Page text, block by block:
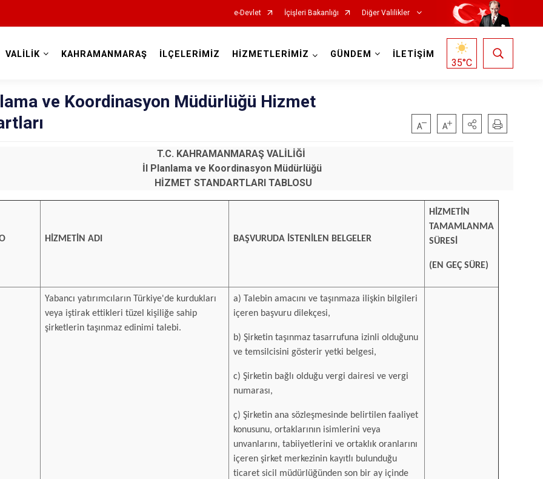
e-Devlet İçişleri Bakanlığı Diğer Valilikler
VALİLİK KAHRAMANMARAŞ İLÇELERİMİZ HİZMETLERİMİZ GÜNDEM İLETİŞİM
35°C
ve Koordinasyon Müdürlüğü Hizmet
T.C. KAHRAMANMARAŞ VALİLİĞİ
İl Planlama ve Koordinasyon Müdürlüğü
HİZMET STANDARTLARI TABLOSU
HİZMETİN ADI BAŞVURUDA İSTENİLEN BELGELER
HİZMETİN
TAMAMLANMA
SÜRESİ
(EN GEÇ SÜRE)
Yabancı yatırımcıların Türkiye'de kurdukları
veya iştirak ettikleri tüzel kişiliğe sahip
şirketlerin taşınmaz edinimi talebi.
a) Talebin amacını ve taşınmaza ilişkin bilgileri
içeren başvuru dilekçesi,
b) Şirketin taşınmaz tasarrufuna izinli olduğunu
ve temsilcisini gösterir yetki belgesi,
c) Şirketin bağlı olduğu vergi dairesi ve vergi
numarası,
ç) Şirketin ana sözleşmesinde belirtilen faaliyet
konusunu, ortaklarının isimlerini veya
unvanlarını, tabiiyetlerini ve ortaklık oranlarını
içeren şirket merkezinin kayıtlı bulunduğu
ticaret sicil müdürlüğünden son bir ay içinde